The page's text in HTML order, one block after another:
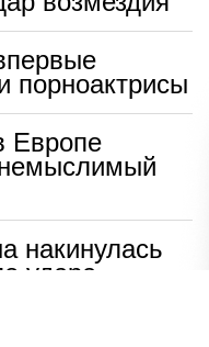
порноактрисы
накинулась
удара